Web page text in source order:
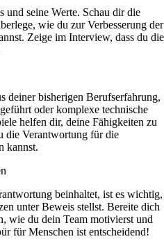
und seine Werte. Schau dir die
wie du zur Verbesserung der
Zeige im Interview, dass du die
deiner bisherigen Berufserfahrung,
oder komplexe technische
helfen dir, deine Fähigkeiten zu
die Verantwortung für die
kannst.
beinhaltet, ist es wichtig,
unter Beweis stellst. Bereite dich
wie du dein Team motivierst und
für Menschen ist entscheidend!